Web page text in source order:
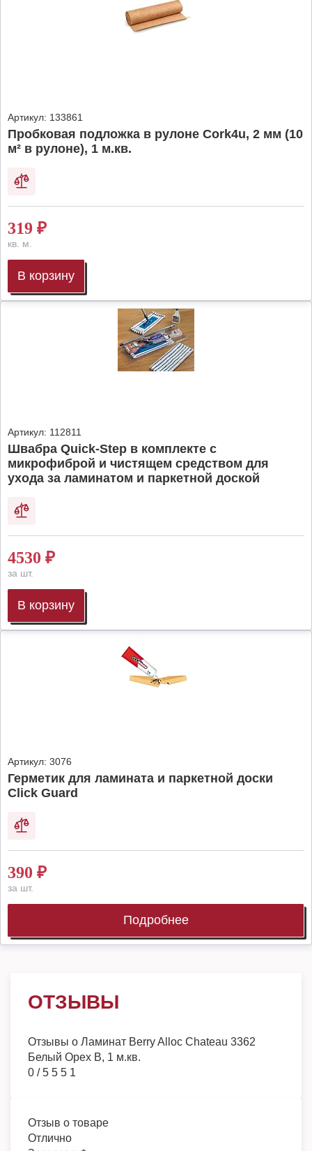
Артикул: 133861
Пробковая подложка в рулоне Cork4u, 2 мм (10
м² в рулоне), 1 м.кв.
319 ₽
кв. м.
В корзину
Артикул: 112811
Швабра Quick-Step в комплекте с
микрофиброй и чистящем средством для
ухода за ламинатом и паркетной доской
4530 ₽
за шт.
В корзину
Артикул: 3076
Герметик для ламината и паркетной доски
Click Guard
390 ₽
за шт.
Подробнее
ОТЗЫВЫ
Отзывы о Ламинат Berry Alloc Chateau 3362
Белый Орех B, 1 м.кв.
0 /5 5 5 1
Отзыв о товаре
Отлично